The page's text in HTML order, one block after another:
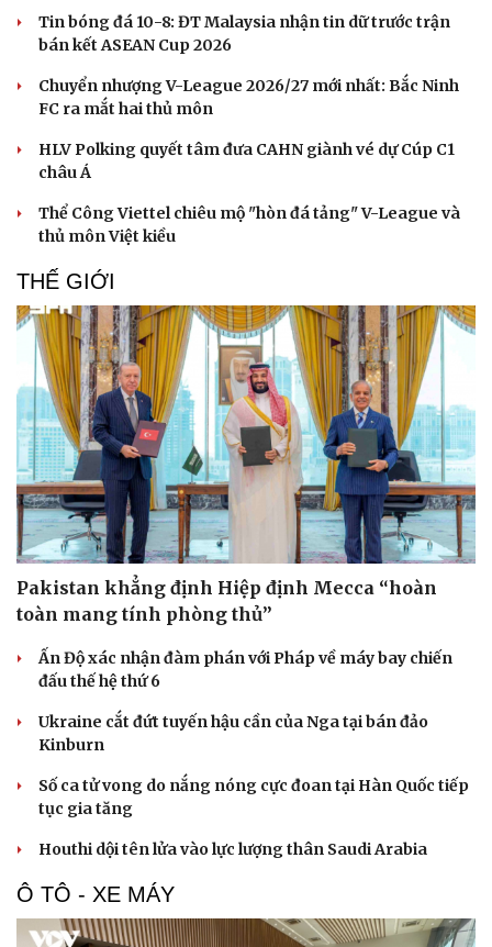
Cải chính
Tin bóng đá 10-8: ĐT Malaysia nhận tin dữ trước trận
bán kết ASEAN Cup 2026
Chuyển nhượng V-League 2026/27 mới nhất: Bắc Ninh
FC ra mắt hai thủ môn
HLV Polking quyết tâm đưa CAHN giành vé dự Cúp C1
châu Á
Thể Công Viettel chiêu mộ "hòn đá tảng" V-League và
thủ môn Việt kiều
THẾ GIỚI
Pakistan khẳng định Hiệp định Mecca “hoàn
toàn mang tính phòng thủ”
Ấn Độ xác nhận đàm phán với Pháp về máy bay chiến
đấu thế hệ thứ 6
Ukraine cắt đứt tuyến hậu cần của Nga tại bán đảo
Kinburn
Số ca tử vong do nắng nóng cực đoan tại Hàn Quốc tiếp
tục gia tăng
Houthi dội tên lửa vào lực lượng thân Saudi Arabia
Ô TÔ - XE MÁY